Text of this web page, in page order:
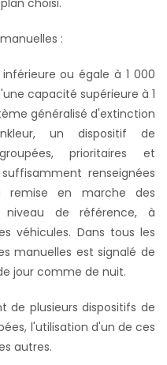
:
ou égale à 1 000
capacité supérieure à 1
généralisé d'extinction
un dispositif de
prioritaires et
renseignées
en marche des
de référence, à
véhicules. Dans tous les
manuelles est signalé de
jour comme de nuit.
de plusieurs dispositifs de
l'utilisation d'un de ces
autres.